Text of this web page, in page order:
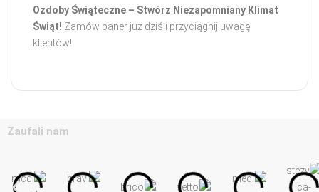
Ozdoby Świąteczne – Stwórz Niezapomniany Klimat
Świąt! Zamów baner już dziś i przyciągnij uwagę
klientów!
Zaufali nam